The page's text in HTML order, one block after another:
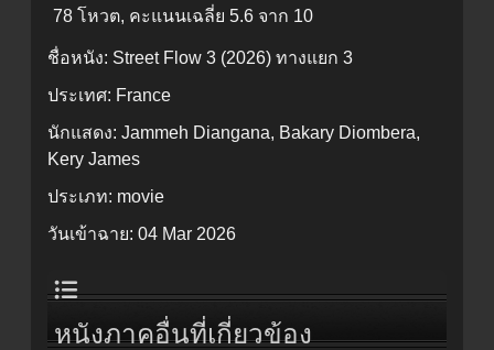
78 โหวต, คะแนนเฉลี่ย 5.6 จาก 10
ชื่อหนัง: Street Flow 3 (2026) ทางแยก 3
ประเทศ: France
นักแสดง: Jammeh Diangana, Bakary Diombera,
Kery James
ประเภท: movie
วันเข้าฉาย: 04 Mar 2026
หนังภาคอื่นที่เกี่ยวข้อง